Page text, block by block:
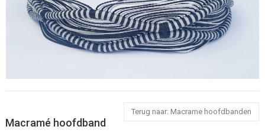
Terug naar: Macrame hoofdbanden
Macramé hoofdband